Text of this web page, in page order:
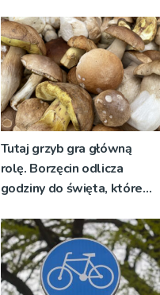
żywo [ZDJĘCIA]
Tutaj grzyb gra główną
rolę. Borzęcin odlicza
godziny do święta, które
pokoleń